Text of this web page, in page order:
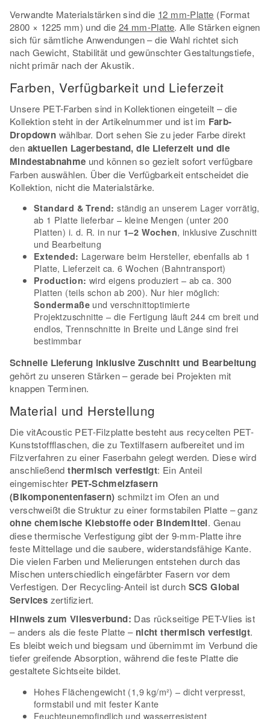
Verwandte Materialstärken sind die 12 mm-Platte (Format
2800 × 1225 mm) und die 24 mm-Platte. Alle Stärken eignen
sich für sämtliche Anwendungen – die Wahl richtet sich
nach Gewicht, Stabilität und gewünschter Gestaltungstiefe,
nicht primär nach der Akustik.
Farben, Verfügbarkeit und Lieferzeit
Unsere PET-Farben sind in Kollektionen eingeteilt – die
Kollektion steht in der Artikelnummer und ist im Farb-
Dropdown wählbar. Dort sehen Sie zu jeder Farbe direkt
den aktuellen Lagerbestand, die Lieferzeit und die
Mindestabnahme und können so gezielt sofort verfügbare
Farben auswählen. Über die Verfügbarkeit entscheidet die
Kollektion, nicht die Materialstärke.
Standard & Trend: ständig an unserem Lager vorrätig,
ab 1 Platte lieferbar – kleine Mengen (unter 200
Platten) i. d. R. in nur 1–2 Wochen, inklusive Zuschnitt
und Bearbeitung
Extended: Lagerware beim Hersteller, ebenfalls ab 1
Platte, Lieferzeit ca. 6 Wochen (Bahntransport)
Production: wird eigens produziert – ab ca. 300
Platten (teils schon ab 200). Nur hier möglich:
Sondermaße und verschnittoptimierte
Projektzuschnitte – die Fertigung läuft 244 cm breit und
endlos, Trennschnitte in Breite und Länge sind frei
bestimmbar
Schnelle Lieferung inklusive Zuschnitt und Bearbeitung
gehört zu unseren Stärken – gerade bei Projekten mit
knappen Terminen.
Material und Herstellung
Die vitAcoustic PET-Filzplatte besteht aus recycelten PET-
Kunststoffflaschen, die zu Textilfasern aufbereitet und im
Filzverfahren zu einer Faserbahn gelegt werden. Diese wird
anschließendthermisch verfestigt: Ein Anteil
eingemischter PET-Schmelzfasern
(Bikomponentenfasern) schmilzt im Ofen an und
verschweißt die Struktur zu einer formstabilen Platte – ganz
ohne chemische Klebstoffe oder Bindemittel. Genau
diese thermische Verfestigung gibt der 9-mm-Platte ihre
feste Mittellage und die saubere, widerstandsfähige Kante.
Die vielen Farben und Melierungen entstehen durch das
Mischen unterschiedlich eingefärbter Fasern vor dem
Verfestigen. Der Recycling-Anteil ist durch SCS Global
Services zertifiziert.
Hinweis zum Vliesverbund: Das rückseitige PET-Vlies ist
– anders als die feste Platte – nicht thermisch verfestigt.
Es bleibt weich und biegsam und übernimmt im Verbund die
tiefer greifende Absorption, während die feste Platte die
gestaltete Sichtseite bildet.
Hohes Flächengewicht (1,9 kg/m²) – dicht verpresst,
formstabil und mit fester Kante
Feuchteunempfindlich und wasserresistent